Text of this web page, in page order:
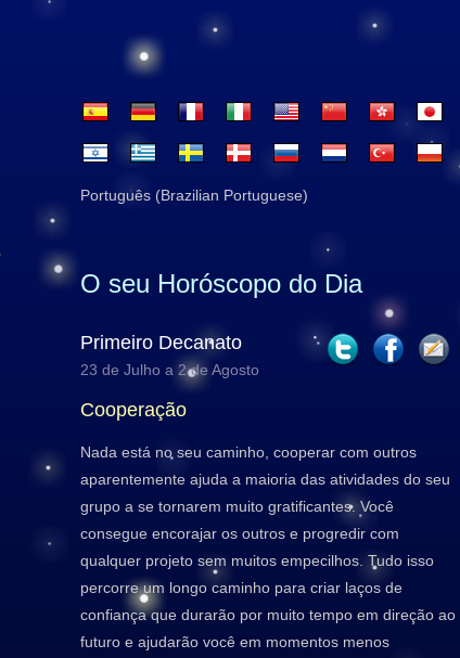
Português (Brazilian Portuguese)
O seu Horóscopo do Dia
Primeiro Decanato
23 de Julho a 2 de Agosto
Cooperação
Nada está no seu caminho, cooperar com outros
aparentemente ajuda a maioria das atividades do seu
grupo a se tornarem muito gratificantes. Você
consegue encorajar os outros e progredir com
qualquer projeto sem muitos empecilhos. Tudo isso
percorre um longo caminho para criar laços de
confiança que durarão por muito tempo em direção ao
futuro e ajudarão você em momentos menos